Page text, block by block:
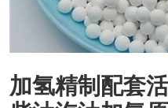
加氢精制配套